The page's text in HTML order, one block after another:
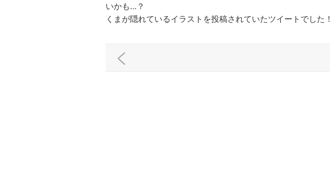
いかも…？
くまが隠れているイラストを投稿されていたツイートでした！